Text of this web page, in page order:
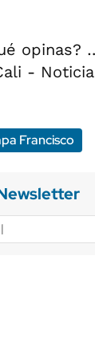
opinas?
-
Francisco